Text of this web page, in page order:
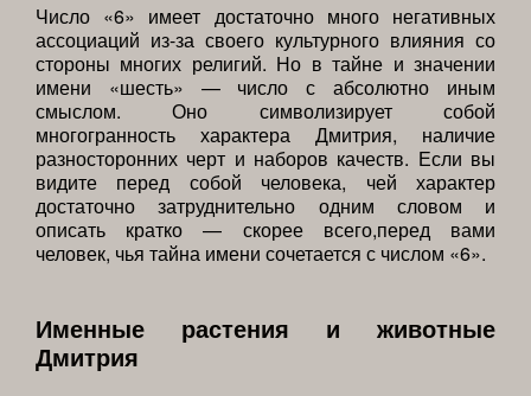
Число «6» имеет достаточно много негативных
ассоциаций из-за своего культурного влияния со
стороны многих религий. Но в тайне и значении
имени «шесть» — число с абсолютно иным
смыслом. Оно символизирует собой
многогранность характера Дмитрия, наличие
разносторонних черт и наборов качеств. Если вы
видите перед собой человека, чей характер
достаточно затруднительно одним словом и
описать кратко — скорее всего,перед вами
человек, чья тайна имени сочетается с числом «6».
Именные растения и животные
Дмитрия